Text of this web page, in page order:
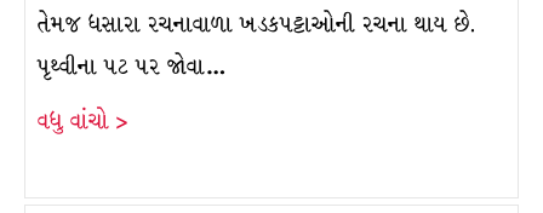
તેમજ ધસારા રચનાવાળા ખડકપટ્ટાઓની રચના થાય છે.
પૃથ્વીના પટ પર જોવા…
વધુ વાંચો >